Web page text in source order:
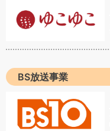
BS放送事業